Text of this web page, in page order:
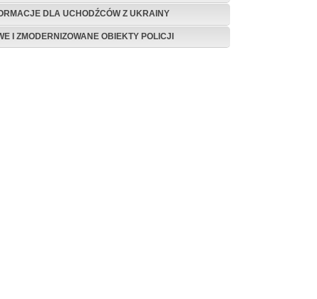
DLA UCHODŹCÓW Z UKRAINY
I ZMODERNIZOWANE OBIEKTY POLICJI